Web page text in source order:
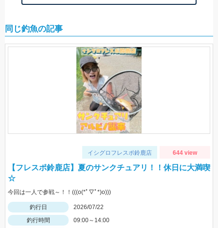
同じ釣魚の記事
イシグロフレスポ鈴鹿店 644 view
【フレスポ鈴鹿店】夏のサンクチュアリ！！休日に大満喫
☆
今回は一人で参戦～！！(((o(*ﾟ▽ﾟ*)o)))
釣行日
2026/07/22
釣行時間
09:00～14:00